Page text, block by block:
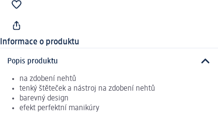
Informace o produktu
Popis produktu
na zdobení nehtů
tenký štěteček a nástroj na zdobení nehtů
barevný design
efekt perfektní manikúry